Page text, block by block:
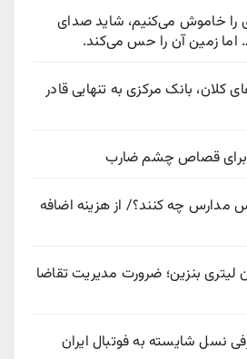
را خاموش می‌کنیم، شاید صدای
اما زمین آن را حس می‌کند.
بانک مرکزی به تنهایی قادر
برای قصاص چشم ضارب
مدارس چه کنند؟/ از هزینه اضافه
۱۰ میلیون لیتری بنزین؛ ضرورت مدیریت تقاضا
نسل شایسته به فوتبال ایران